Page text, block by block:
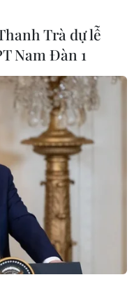
Trà dự lễ
Nam Đàn 1